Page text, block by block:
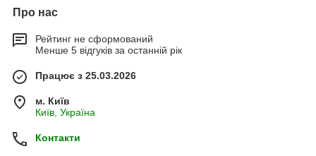
Про нас
Рейтинг не сформований
Менше 5 відгуків за останній рік
Працює з 25.03.2026
м. Київ
Київ, Україна
Контакти